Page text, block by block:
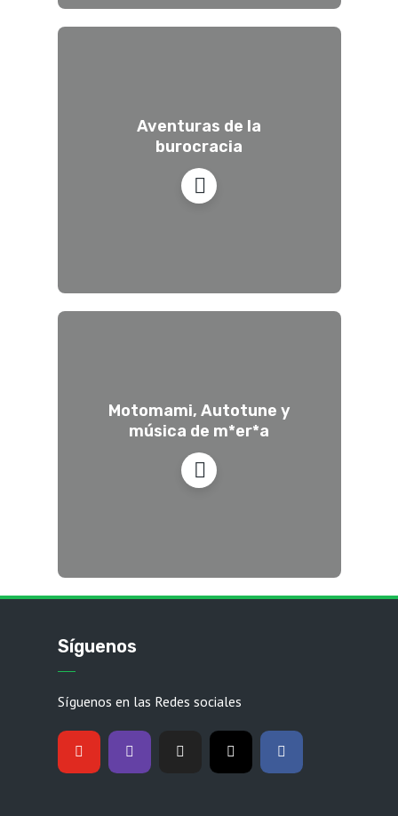
Aventuras de la
burocracia
Motomami, Autotune y
música de m*er*a
Síguenos
Síguenos en las Redes sociales